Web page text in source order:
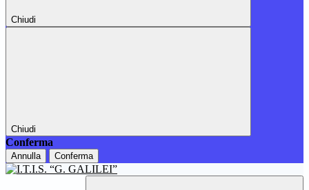
Chiudi
Chiudi
Conferma
Annulla Conferma